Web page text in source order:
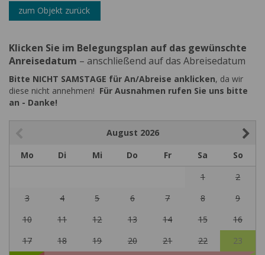
zum Objekt zurück
Klicken Sie im Belegungsplan auf das gewünschte
Anreisedatum – anschließend auf das Abreisedatum
Bitte NICHT SAMSTAGE für An/Abreise anklicken, da wir
diese nicht annehmen! Für Ausnahmen rufen Sie uns bitte
an - Danke!
August 2026
Mo
Di Mi Do Fr Sa
So
1
2
3
4 5 6 7 8
9
10
11 12 13 14 15
16
17
18 19 20 21 22
23